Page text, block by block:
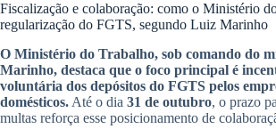
Fiscalização e colaboração: como o Ministério
regularização do FGTS, segundo Luiz Marinho
O Ministério do Trabalho, sob comando do
Marinho, destaca que o foco principal é
voluntária dos depósitos do FGTS pelos
domésticos. Até o dia 31 de outubro, o prazo
multas reforça esse posicionamento de